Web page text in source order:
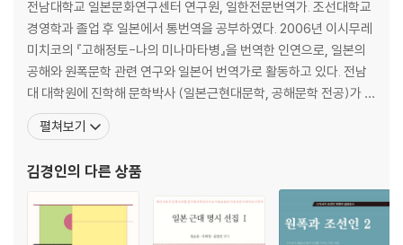
전남대학교 일본문화연구센터 연구원, 일한전문번역가. 조선대학교
경영학과 졸업 후 일본에서 통번역을 공부하였다. 2006년 이시무레
미치코의 『고해정토-나의 미나마타병』을 번역한 인연으로, 일본의
공해와 원폭문학 관련 연구와 일본어 번역가로 활동하고 있다. 전남
대 대학원에 진학해 문학박사 (일본근현대문학, 공해문학 전공)가 되
었다. 주요 번역으로는 『즐거운 불편』『돼지가 있는 교실』『애니미즘
이라는 희망』 『에콜로지와 평화의 교차점』『엔데의 유언』『아주 사적
를 중심으로」「이시무레 미치코의〈국화와 나가사키〉를 통해
펼쳐보기
김경인의 다른 상품